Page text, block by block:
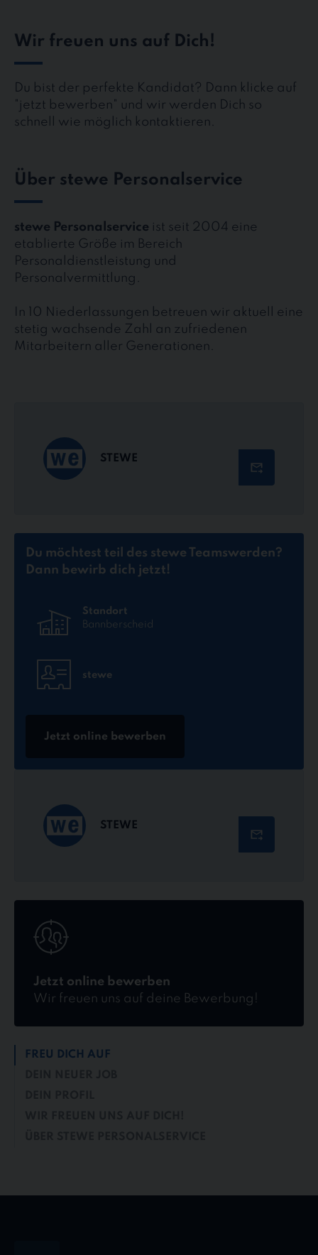
Wir freuen uns auf Dich!
Du bist der perfekte Kandidat? Dann klicke auf
"jetzt bewerben" und wir werden Dich so
schnell wie möglich kontaktieren.
Über stewe Personalservice
stewe Personalservice ist seit 2004 eine
etablierte Größe im Bereich
Personaldienstleistung und
Personalvermittlung.
In 10 Niederlassungen betreuen wir aktuell eine
stetig wachsende Zahl an zufriedenen
Mitarbeitern aller Generationen.
STEWE
Du möchtest teil des stewe Teamswerden?
Dann bewirb dich jetzt!
Standort
Bannberscheid
stewe
Jetzt online bewerben
STEWE
Jetzt online bewerben
Wir freuen uns auf deine Bewerbung!
online
bewerben
FREU DICH AUF